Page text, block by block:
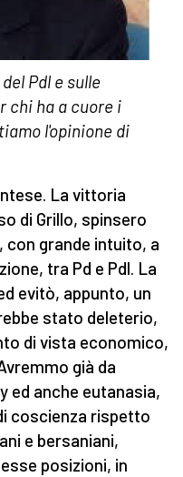
Pdl e sulle
chi ha a cuore i
l'opinione di
La vittoria
di Grillo, spinsero
grande intuito, a
tra Pd e Pdl. La
evitò, appunto, un
stato deleterio,
di vista economico,
già da
ed anche eutanasia,
coscienza rispetto
e bersaniani,
posizioni, in